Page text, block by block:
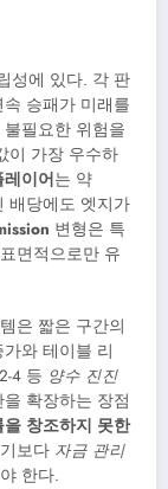
성에 있다. 각 판
승패가 미래를
필요한 위험을
이 가장 우수하
레이어는 약
배당에도 엣지가
변형은 특
면적으로만 유
은 짧은 구간의
와 테이블 리
4 등 양수 진진
확장하는 장점
창조하지 못한
보다 자금 관리
한다.